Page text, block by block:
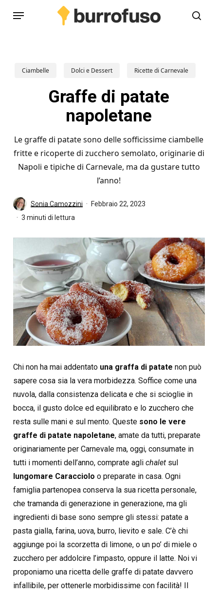
Menu
Ciambelle Dolci e Dessert Ricette di Carnevale
Graffe di patate
napoletane
Le graffe di patate sono delle sofficissime ciambelle
fritte e ricoperte di zucchero semolato, originarie di
Napoli e tipiche di Carnevale, ma da gustare tutto
l’anno!
Sonia Camozzini
Febbraio 22, 2023
3 minuti di lettura
Chi non ha mai addentato una graffa di patate non può
sapere cosa sia la vera morbidezza. Soffice come una
nuvola, dalla consistenza delicata e che si scioglie in
bocca, il gusto dolce ed equilibrato e lo zucchero che
resta sulle mani e sul mento. Questesono le vere
graffe di patate napoletane, amate da tutti, preparate
originariamente per Carnevale ma, oggi, consumate in
tutti i momenti dell’anno, comprate agli chaletsul
lungomare Caracciolo o preparate in casa. Ogni
famiglia partenopea conserva la sua ricetta personale,
che tramanda di generazione in generazione, ma gli
ingredienti di base sono sempre gli stessi: patate a
pasta gialla, farina, uova, burro, lievito e sale. C’è chi
aggiunge poi la scorzetta di limone, o un po’ di miele o
zucchero per addolcire l’impasto, oppure il latte. Noi vi
proponiamo una ricetta delle graffe di patate davvero
infallibile, per ottenerle morbidissime con facilità! Il